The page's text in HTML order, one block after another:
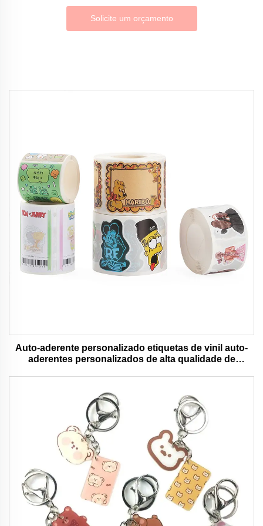
Solicite um orçamento
Auto-aderente personalizado etiquetas de vinil auto-
aderentes personalizados de alta qualidade de